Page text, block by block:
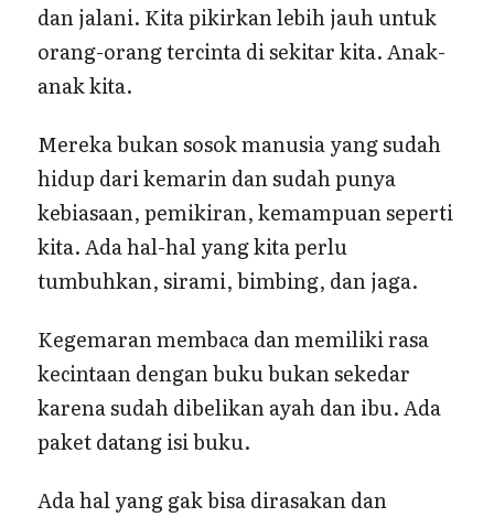
dan jalani. Kita pikirkan lebih jauh untuk
orang-orang tercinta di sekitar kita. Anak-
anak kita.
Mereka bukan sosok manusia yang sudah
hidup dari kemarin dan sudah punya
kebiasaan, pemikiran, kemampuan seperti
kita. Ada hal-hal yang kita perlu
tumbuhkan, sirami, bimbing, dan jaga.
Kegemaran membaca dan memiliki rasa
kecintaan dengan buku bukan sekedar
karena sudah dibelikan ayah dan ibu. Ada
paket datang isi buku.
Ada hal yang gak bisa dirasakan dan